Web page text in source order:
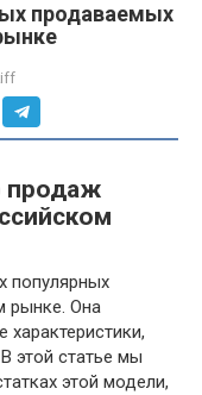
продаваемых
продаж
популярных
рынке. Она
характеристики,
этой статье мы
этой модели,